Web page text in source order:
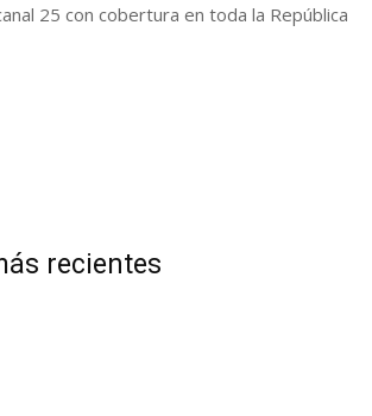
25 con cobertura en toda la República
recientes